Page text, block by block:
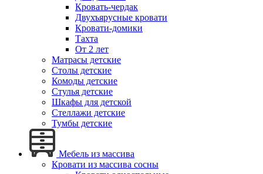
Кровать-чердак
Двухъярусные кровати
Кровати-домики
Тахта
От 2 лет
Матрасы детские
Столы детские
Комоды детские
Стулья детские
Шкафы для детской
Стеллажи детские
Тумбы детские
Мебель из массива
Кровати из массива сосны